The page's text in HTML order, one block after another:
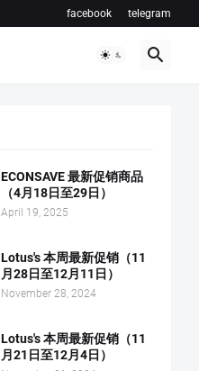
facebook telegram
ECONSAVE 最新促销商品
（4月18日至29日）
April 19, 2025
Lotus's 本周最新促销（11
月28日至12月11日）
November 28, 2024
Lotus's 本周最新促销（11
月21日至12月4日）